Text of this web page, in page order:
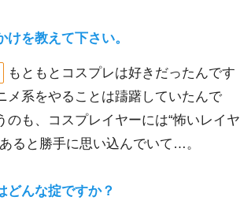
を教えて下さい。
もともとコスプレは好きだったんです
メ系をやることは躊躇していたんで
のも、コスプレイヤーには“怖いレイヤ
ると勝手に思い込んでいて…。
んな掟ですか？